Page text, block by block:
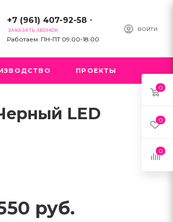
ВОЙТИ
+7 (961) 407-92-58
ЗАКАЗАТЬ ЗВОНОК
Работаем: ПН-ПТ 09:00-18:00
ПРОЕКТЫ
LED
руб.
0
0
0